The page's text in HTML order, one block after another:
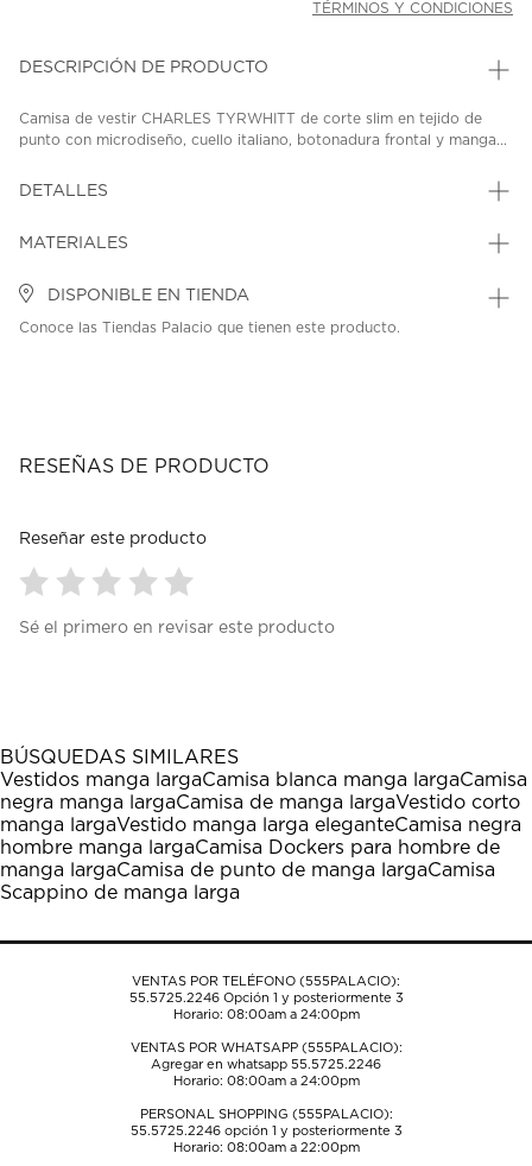
TÉRMINOS Y CONDICIONES
DESCRIPCIÓN DE PRODUCTO
Camisa de vestir CHARLES TYRWHITT de corte slim en tejido de
punto con microdiseño, cuello italiano, botonadura frontal y manga...
DETALLES
MATERIALES
DISPONIBLE EN TIENDA
Conoce las Tiendas Palacio que tienen este producto.
RESEÑAS DE PRODUCTO
Reseñar este producto
para
1
estrella
Esta
acción
abrirá
el
formulario
de
para
estrellas.
Esta
acción
abrirá
el
formulario
de
para
estrellas.
Esta
acción
abrirá
el
formulario
de
para
estrellas.
Esta
acción
abrirá
el
formulario
de
para
estrellas.
Esta
acción
abrirá
el
formulario
de
Sé el primero en revisar este producto
BÚSQUEDAS SIMILARES
Vestidos manga largaCamisa blanca manga largaCamisa
negra manga largaCamisa de manga largaVestido corto
manga largaVestido manga larga eleganteCamisa negra
hombre manga largaCamisa Dockers para hombre de
manga largaCamisa de punto de manga largaCamisa
Scappino de manga larga
VENTAS POR TELÉFONO (555PALACIO):
55.5725.2246Opción 1 y posteriormente 3
Horario: 08:00am a 24:00pm
VENTAS POR WHATSAPP (555PALACIO):
Agregar en whatsapp 55.5725.2246
Horario: 08:00am a 24:00pm
PERSONAL SHOPPING (555PALACIO):
55.5725.2246opción 1 y posteriormente 3
Horario: 08:00am a 22:00pm